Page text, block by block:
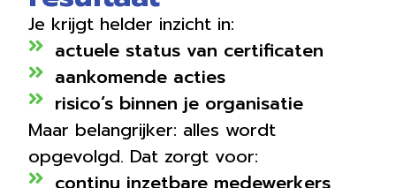
Je krijgt helder inzicht in:
actuele status van certificaten
aankomende acties
risico’s binnen je organisatie
Maar belangrijker: alles wordt
opgevolgd. Dat zorgt voor: